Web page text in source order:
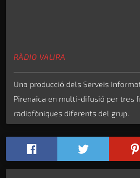
RÀDIO VALIRA
Una producció dels Serveis
Pirenaica en multi-difusió per tres
radiofòniques diferents del grup.